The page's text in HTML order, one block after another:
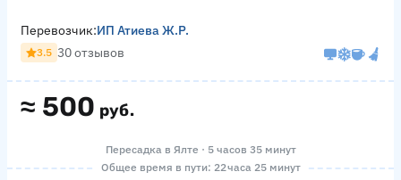
≈ 500 руб.
Перевозчик:ИП Атиева Ж.Р.
3.5 30 отзывов
Пересадка в Ялте · 5 часов 35 минут
Общее время в пути: 22 часа 25 минут